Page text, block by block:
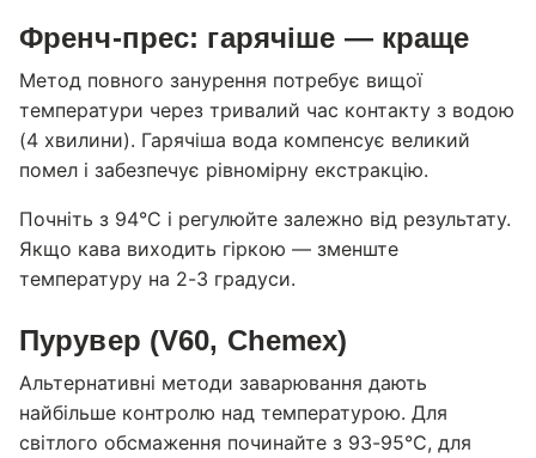
Френч-прес: гарячіше — краще
Метод повного занурення потребує вищої
температури через тривалий час контакту з водою
(4 хвилини). Гарячіша вода компенсує великий
помел і забезпечує рівномірну екстракцію.
Почніть з 94°C і регулюйте залежно від результату.
Якщо кава виходить гіркою — зменште
температуру на 2-3 градуси.
Пурувер (V60, Chemex)
Альтернативні методи заварювання дають
найбільше контролю над температурою. Для
світлого обсмаження починайте з 93-95°C, для